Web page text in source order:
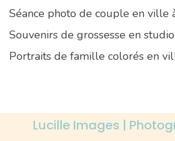
Séance photo de couple en ville
Souvenirs de grossesse en studio
Portraits de famille colorés en
Lucille Images |